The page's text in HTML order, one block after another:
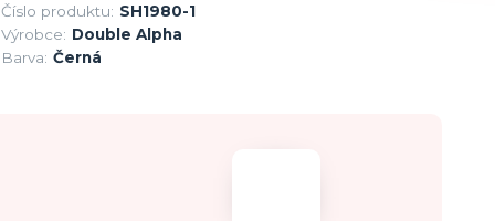
Číslo produktu: SH1980-1
Výrobce: Double Alpha
Barva: Černá